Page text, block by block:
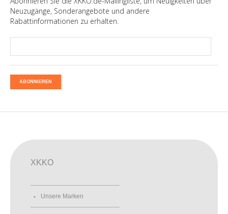
Neuzugänge, Sonderangebote und andere
Rabattinformationen zu erhalten.
ABONNIEREN
XKKO
Unsere Marken